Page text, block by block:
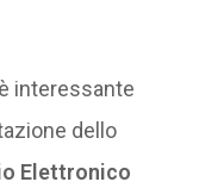
interessante
dello
Elettronico